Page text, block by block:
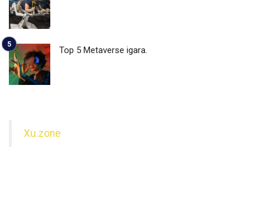
Top 5 Metaverse igara.
Xu.zone